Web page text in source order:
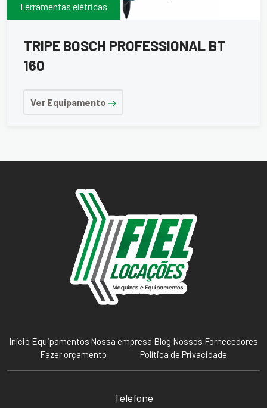
Ferramentas elétricas
TRIPE BOSCH PROFESSIONAL BT
160
Ver Equipamento
Início Equipamentos Nossa empresa Blog Nossos Fornecedores
Fazer orçamento
Política de Privacidade
Telefone